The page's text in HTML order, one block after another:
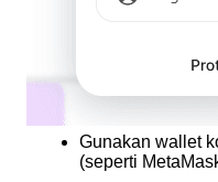
Gunakan wallet
(seperti